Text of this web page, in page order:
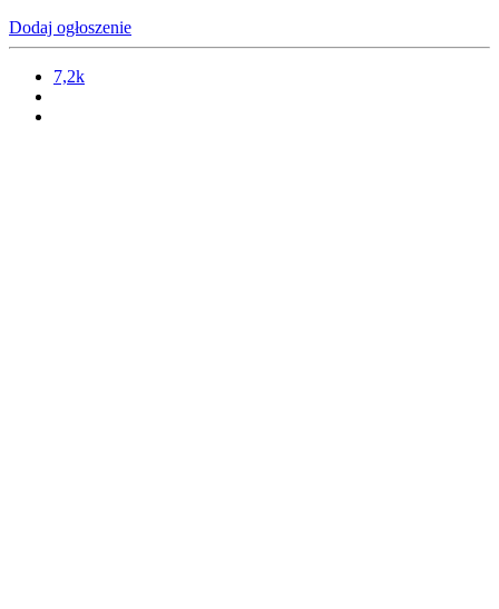
Dodaj ogłoszenie
7,2k